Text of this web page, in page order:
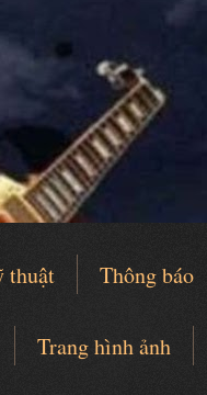
thuật Thông báo
Trang hình ảnh